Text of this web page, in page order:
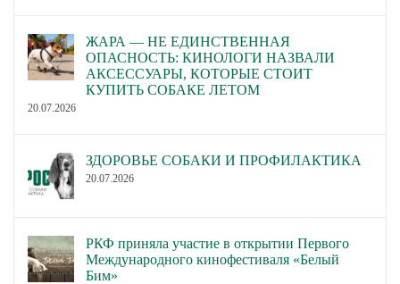
ЖАРА — НЕ ЕДИНСТВЕННАЯ
ОПАСНОСТЬ: КИНОЛОГИ НАЗВАЛИ
АКСЕССУАРЫ, КОТОРЫЕ СТОИТ
КУПИТЬ СОБАКЕ ЛЕТОМ
20.07.2026
ЗДОРОВЬЕ СОБАКИ И ПРОФИЛАКТИКА
20.07.2026
РКФ приняла участие в открытии Первого
Международного кинофестиваля «Белый
Бим»